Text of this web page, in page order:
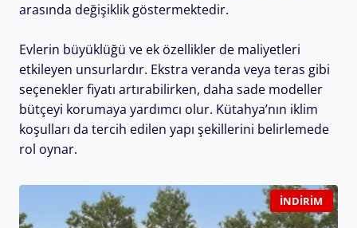
arasında değişiklik göstermektedir.
Evlerin büyüklüğü ve ek özellikler de maliyetleri
etkileyen unsurlardır. Ekstra veranda veya teras gibi
seçenekler fiyatı artırabilirken, daha sade modeller
bütçeyi korumaya yardımcı olur. Kütahya’nın iklim
koşulları da tercih edilen yapı şekillerini belirlemede
rol oynar.
İNDIRIM